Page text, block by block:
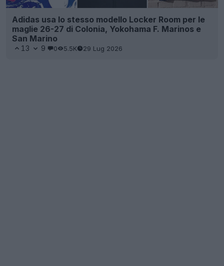
Adidas usa lo stesso modello Locker Room per le
maglie 26-27 di Colonia, Yokohama F. Marinos e
San Marino
13 9 0 5.5K 29 Lug 2026